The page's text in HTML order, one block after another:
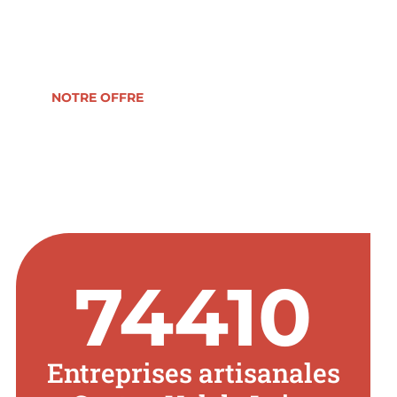
NOTRE OFFRE
74410
Entreprises artisanales